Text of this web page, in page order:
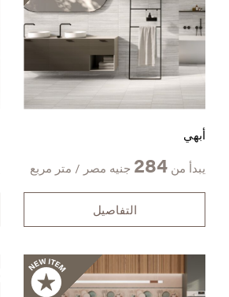
أبهي
يبدأ من 284 جنيه مصر / متر مربع
التفاصيل